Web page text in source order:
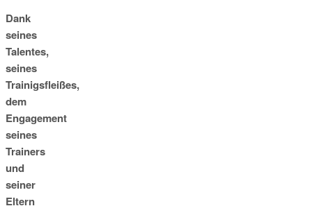
Dank
seines
Talentes,
seines
Trainigsfleißes,
dem
Engagement
seines
Trainers
und
seiner
Eltern